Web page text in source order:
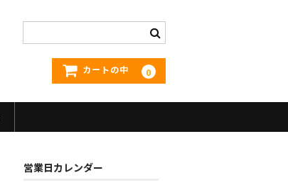
カートの中 0
営業日カレンダー